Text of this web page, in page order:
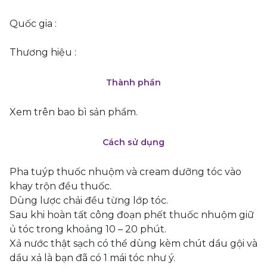
Quốc gia :
Thương hiệu :
Thành phần
Xem trên bao bì sản phẩm.
Cách sử dụng
Pha tuýp thuốc nhuộm và cream dưỡng tóc vào
khay trộn đều thuốc.
Dùng lược chải đều từng lớp tóc.
Sau khi hoàn tất công đoạn phết thuốc nhuộm giữ
ủ tóc trong khoảng 10 – 20 phút.
Xả nước thật sạch có thể dùng kèm chút dầu gội và
dầu xả là bạn đã có 1 mái tóc như ý.